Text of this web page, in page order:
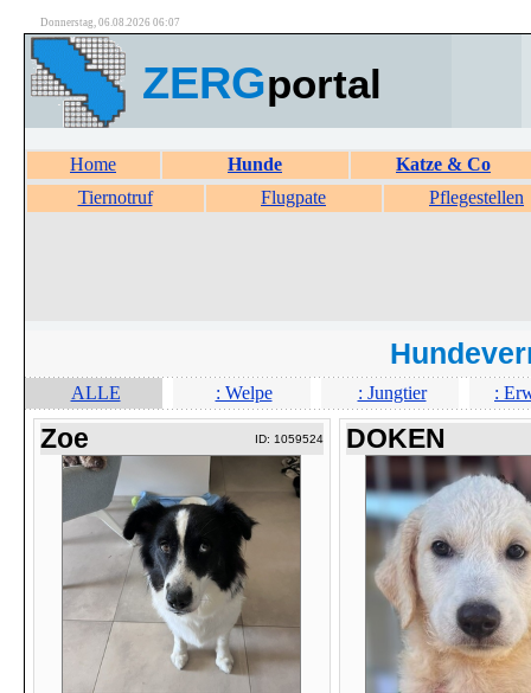
Donnerstag, 06.08.2026 06:07
ZERGportal
Home Hunde
Katze & Co
Tiernotruf
Flugpate Pflegestellen
ALLE : Welpe : Jungtier :
Zoe ID: 1059524 DOKEN